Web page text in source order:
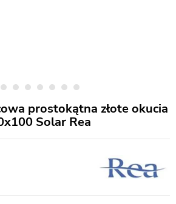
prostokątna złote okucia
Solar Rea